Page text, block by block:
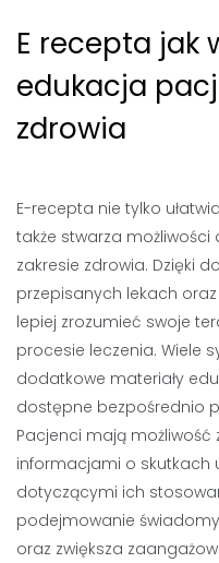
E recepta jak
edukacja
zdrowia
E-recepta nie tylko
także stwarza
zakresie zdrowia. Dzięki
przepisanych lekach
lepiej zrozumieć swoje
procesie leczenia. Wiele
dodatkowe materiały
dostępne bezpośrednio
Pacjenci mają możliwość
informacjami o skutkach
dotyczącymi ich
podejmowanie
oraz zwiększa